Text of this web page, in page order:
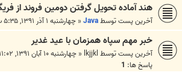
هند آماده تحويل گرفتن دومين فروند از
آخرین پست توسطJava
« چهارشنبه ۱ آذر ۱۳۹۱, ۵:۳۵ ب.ظ
خبر مهم سپاه همزمان با عید غدیر
آخرین پست توسطlkjjkl
« چهارشنبه ۱۰ آبان ۱۳۹۱, ۱۱:۰۲ ب.ظ
پاسخ ها: 1